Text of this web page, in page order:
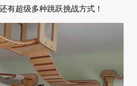
有超级多种跳跃挑战方式！